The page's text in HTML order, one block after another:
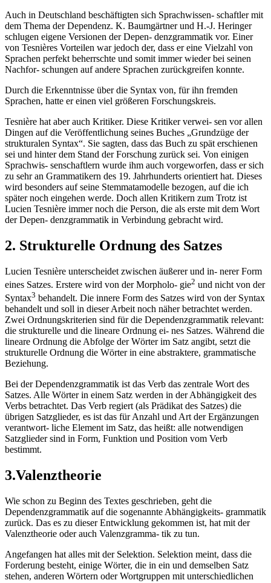
Auch in Deutschland beschäftigten sich Sprachwissen- schaftler mit
dem Thema der Dependenz. K. Baumgärtner und H.-J. Heringer
schlugen eigene Versionen der Depen- denzgrammatik vor. Einer
von Tesnières Vorteilen war jedoch der, dass er eine Vielzahl von
Sprachen perfekt beherrschte und somit immer wieder bei seinen
Nachfor- schungen auf andere Sprachen zurückgreifen konnte.
Durch die Erkenntnisse über die Syntax von, für ihn fremden
Sprachen, hatte er einen viel größeren Forschungskreis.
Tesnière hat aber auch Kritiker. Diese Kritiker verwei- sen vor allen
Dingen auf die Veröffentlichung seines Buches „Grundzüge der
strukturalen Syntax“. Sie sagten, dass das Buch zu spät erschienen
sei und hinter dem Stand der Forschung zurück sei. Von einigen
Sprachwis- senschaftlern wurde ihm auch vorgeworfen, dass er sich
zu sehr an Grammatikern des 19. Jahrhunderts orientiert hat. Dieses
wird besonders auf seine Stemmatamodelle bezogen, auf die ich
später noch eingehen werde. Doch allen Kritikern zum Trotz ist
Lucien Tesnière immer noch die Person, die als erste mit dem Wort
der Depen- denzgrammatik in Verbindung gebracht wird.
2. Strukturelle Ordnung des Satzes
Lucien Tesnière unterscheidet zwischen äußerer und in- nerer Form
eines Satzes. Erstere wird von der Morpholo- gie2 und nicht von der
Syntax3 behandelt. Die innere Form des Satzes wird von der Syntax
behandelt und soll in dieser Arbeit noch näher betrachtet werden.
Zwei Ordnungskriterien sind für die Dependenzgrammatik relevant:
die strukturelle und die lineare Ordnung ei- nes Satzes. Während die
lineare Ordnung die Abfolge der Wörter im Satz angibt, setzt die
strukturelle Ordnung die Wörter in eine abstraktere, grammatische
Beziehung.
Bei der Dependenzgrammatik ist das Verb das zentrale Wort des
Satzes. Alle Wörter in einem Satz werden in der Abhängigkeit des
Verbs betrachtet. Das Verb regiert (als Prädikat des Satzes) die
übrigen Satzglieder, es ist das für Anzahl und Art der Ergänzungen
verantwort- liche Element im Satz, das heißt: alle notwendigen
Satzglieder sind in Form, Funktion und Position vom Verb
bestimmt.
3.Valenztheorie
Wie schon zu Beginn des Textes geschrieben, geht die
Dependenzgrammatik auf die sogenannte Abhängigkeits- grammatik
zurück. Das es zu dieser Entwicklung gekommen ist, hat mit der
Valenztheorie oder auch Valenzgramma- tik zu tun.
Angefangen hat alles mit der Selektion. Selektion meint, dass die
Forderung besteht, einige Wörter, die in ein und demselben Satz
stehen, anderen Wörtern oder Wortgruppen mit unterschiedlichen